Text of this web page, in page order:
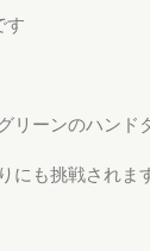
す
リーンのハン
にも挑戦されます